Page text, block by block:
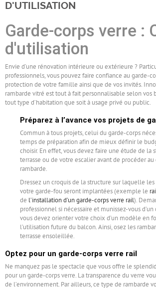
D'UTILISATION
Garde-corps verre :
d'utilisation
Envie d’une rénovation intérieure ou extérieure ?
professionnels, vous pouvez faire confiance au garde-
protection de votre famille ainsi que de vos invités.
rambarde vitré est tout à fait personnalisable selon vos
tout type d’habitation que soit à usage privé ou public.
Préparez à l’avance vos projets de
Commun à tous projets, celui du garde-corps
temps de préparation afin de mieux définir le
choisir. En effet, vous devez faire une étude de la
terrasse ou de votre escalier avant de procéder
rambarde.
Dressez un croquis de la structure sur laquelle
votre garde-fou seront implantées (exemple le
de l’installation d’un garde-corps verre rail).
professionnel si nécessaire et munissez-vous
vous devez orienter votre choix d’un modèle en
l’utilisation future du balcon. Ainsi, osez les
terrasse ensoleillée.
Optez pour un garde-corps verre rail
Ne manquez pas le spectacle que vous offre le
pour un garde-corps verre. La transparence du verre
de l’environnement. Par ailleurs, ce type de rambarde